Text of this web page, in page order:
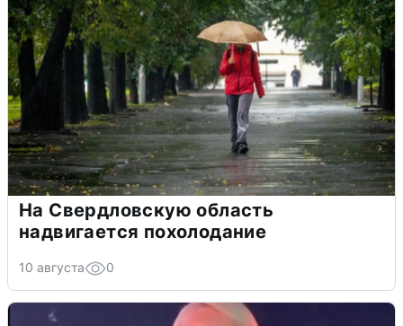
На Свердловскую область
надвигается похолодание
10 августа 0